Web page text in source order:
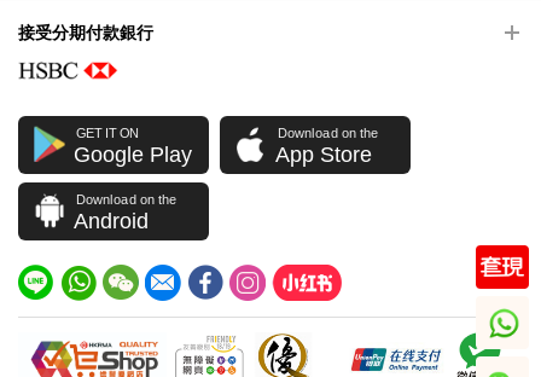
接受分期付款銀行
GET IT ON
Google Play
Download on the
App Store
Download on the
Android